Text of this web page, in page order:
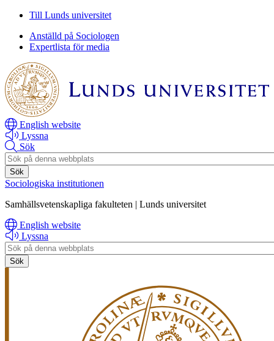
Hoppa
huvudinnehåll
Hoppa
huvudinnehåll
Till Lunds universitet
Anställd på Sociologen
Expertlista för media
English website
Lyssna
Sök
Header
search
Sociologiska institutionen
Samhällsvetenskapliga fakulteten | Lunds universitet
English website
Lyssna
Header
search